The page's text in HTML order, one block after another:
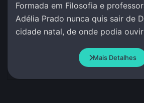
Formada em Filosofia e
Adélia Prado nunca quis sair de
cidade natal, de onde podia
Mais Detalhes